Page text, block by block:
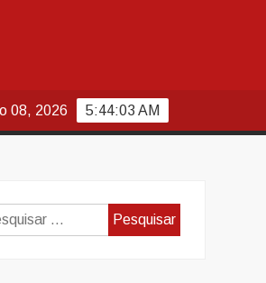
5:44:04 AM
08, 2026
Pesquisar
por: